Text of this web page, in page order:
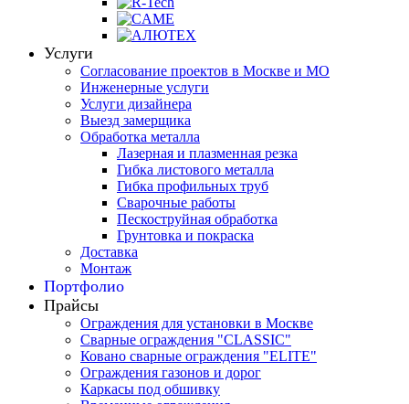
Услуги
Согласование проектов в Москве и МО
Инженерные услуги
Услуги дизайнера
Выезд замерщика
Обработка металла
Лазерная и плазменная резка
Гибка листового металла
Гибка профильных труб
Сварочные работы
Пескоструйная обработка
Грунтовка и покраска
Доставка
Монтаж
Портфолио
Прайсы
Ограждения для установки в Москве
Сварные ограждения "CLASSIC"
Ковано сварные ограждения "ELITE"
Ограждения газонов и дорог
Каркасы под обшивку